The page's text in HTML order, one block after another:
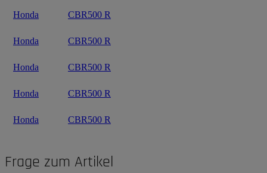
Honda CBR500 R
Honda CBR500 R
Honda CBR500 R
Honda CBR500 R
Honda CBR500 R
Frage zum Artikel